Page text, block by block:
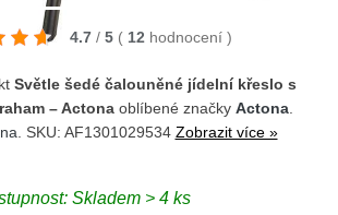
4.7 / 5 ( 12 hodnocení )
Světle šedé čalouněné jídelní křeslo s
– Actona oblíbené značky Actona
. SKU: AF1301029534 Zobrazit více »
Skladem > 4 ks